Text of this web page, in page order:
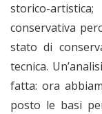
storico-
conservativa
stato di
tecnica.
fatta: ora
posto le basi